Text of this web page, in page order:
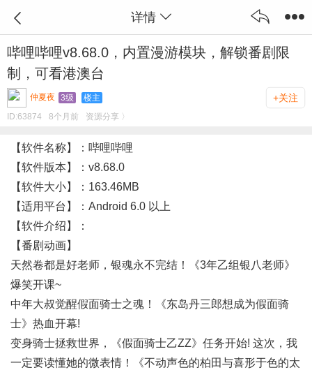
详情
哔哩哔哩v8.68.0，内置漫游模块，解锁番剧限
制，可看港澳台
+关注
仲夏夜 3级
楼主
ID:63874 8个月前 资源分享 〉
【软件名称】：哔哩哔哩
【软件版本】：v8.68.0
【软件大小】：163.46MB
【适用平台】：Android 6.0 以上
【软件介绍】：
【番剧动画】
天然卷都是好老师，银魂永不完结！《3年乙组银八老师》
爆笑开课~
中年大叔觉醒假面骑士之魂！《东岛丹三郎想成为假面骑
士》热血开幕!
变身骑士拯救世界，《假面骑士乙ZZ》任务开始! 这次，我
一定要读懂她的微表情！《不动声色的柏田与喜形于色的太